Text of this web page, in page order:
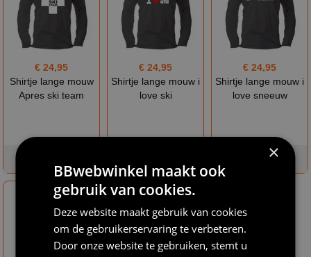
€ 24,95
Shirtje lange mouw
Apres ski team
€ 24,95
Shirtje lange mouw i
love ski
€ 24,95
Shirtje lange mouw i
love sneeuw
op voorraad
×
BBwebwinkel maakt ook
gebruik van cookies.
Deze website maakt gebruik van cookies
om de gebruikerservaring te verbeteren.
Door onze website te gebruiken, stemt u